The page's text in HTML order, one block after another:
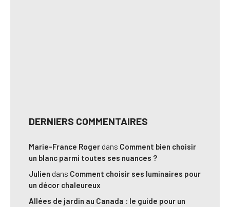
DERNIERS COMMENTAIRES
Marie-France Roger dans Comment bien choisir
un blanc parmi toutes ses nuances ?
Julien dans Comment choisir ses luminaires pour
un décor chaleureux
Allées de jardin au Canada : le guide pour un